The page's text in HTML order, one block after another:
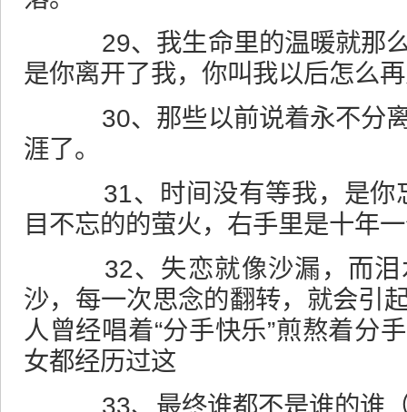
29、我生命里的温暖就那么
是你离开了我，你叫我以后怎么
30、那些以前说着永不分离
涯了。
31、时间没有等我，是你
目不忘的的萤火，右手里是十年
32、失恋就像沙漏，而泪
沙，每一次思念的翻转，就会引
人曾经唱着“分手快乐”煎熬着分
女都经历过这
33、最终谁都不是谁的谁